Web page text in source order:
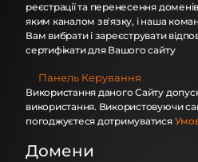
реєстрації та перенесення
яким каналом зв'язку, і наша
Вам вибрати і зареєструвати
сертифікати для Вашого сайту
Панель Керування
Використання даного Сайту
використання. Використовуючи
погоджуєтеся дотримуватися
Домени